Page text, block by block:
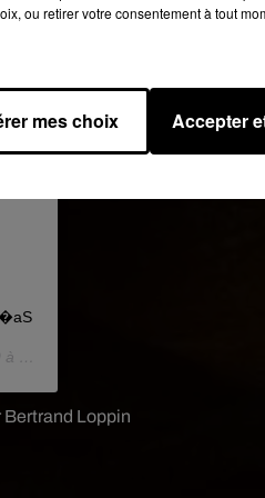
Bertrand Loppin
�aS️
ou retirer votre consentement à tout
mes choix Accepter